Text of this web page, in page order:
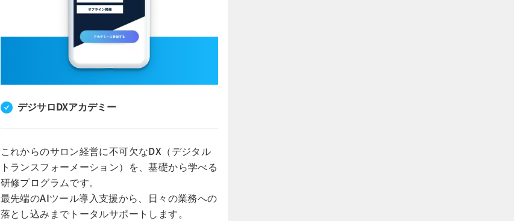
デジサロDXアカデミー
これからのサロン経営に不可欠なDX（デジタル
トランスフォーメーション）を、基礎から学べる
研修プログラムです。
最先端のAIツール導入支援から、日々の業務への
落とし込みまでトータルサポートします。